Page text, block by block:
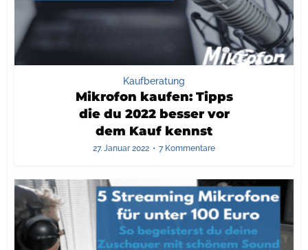
Kaufberatung
Mikrofon kaufen: Tipps
die du 2022 besser vor
dem Kauf kennst
27. Januar 2022 7 Kommentare